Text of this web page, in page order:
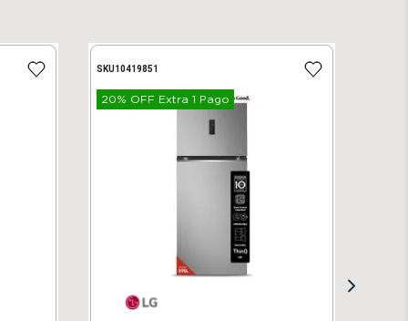
SKU10419851
20% OFF Extra 1 Pago